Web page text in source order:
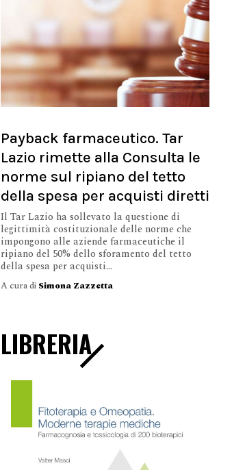
Payback farmaceutico. Tar
Lazio rimette alla Consulta le
norme sul ripiano del tetto
della spesa per acquisti diretti
Il Tar Lazio ha sollevato la questione di
legittimità costituzionale delle norme che
impongono alle aziende farmaceutiche il
ripiano del 50% dello sforamento del tetto
della spesa per acquisti...
A cura di Simona Zazzetta
LIBRERIA